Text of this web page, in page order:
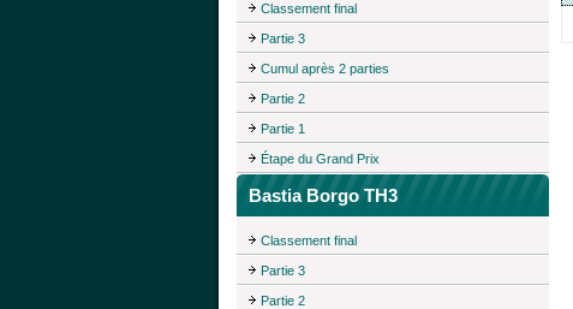
Classement final
Partie 3
Cumul après 2 parties
Partie 2
Partie 1
Étape du Grand Prix
Bastia Borgo TH3
Classement final
Partie 3
Partie 2